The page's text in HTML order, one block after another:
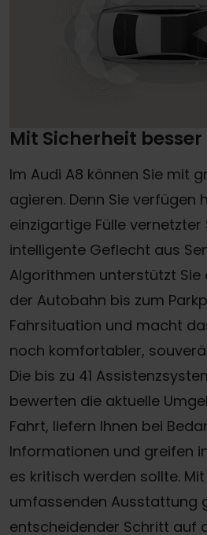
Mit Sicherheit
Im Audi A8 können Sie mit
agieren. Denn Sie verfügen
einzigartige Fülle vernetzter
intelligente Geflecht aus
Algorithmen unterstützt Sie
der Autobahn bis zum
Fahrsituation und macht
noch komfortabler,
Die bis zu 41
bewerten die aktuelle
Fahrt, liefern Ihnen bei
Informationen und greifen
es kritisch werden sollte.
umfassenden Ausstattung
entscheidender Schritt auf